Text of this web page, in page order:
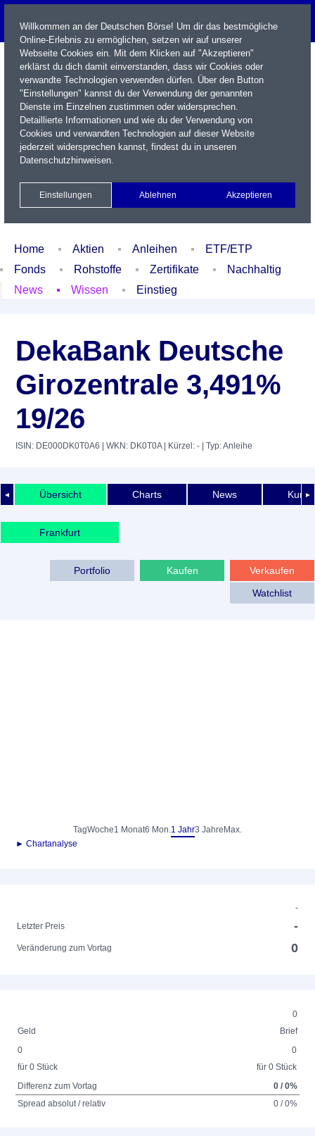
Name / WKN / ISIN / Kürzel
Xetra Realtime
Watchlist Portfolio Login
Home Aktien Anleihen
ETF/ETP
Fonds
Rohstoffe Zertifikate
Nachhaltig
News
Wissen Einstieg
DekaBank Deutsche
Girozentrale 3,491%
19/26
ISIN: DE000DK0T0A6 | WKN: DK0T0A| Kürzel: - | Typ: Anleihe
◄ ►
Übersicht Charts News
Frankfurt
Verkaufen
Kaufen
Portfolio
Watchlist
TagWoche1 Monat6 Mon.1 Jahr3 Jahre Max.
► Chartanalyse
-
Letzter Preis
-
Veränderung zum Vortag 0
0
Geld
Brief
0
für 0 Stück
0
für 0 Stück
Differenz zum Vortag
0 / 0%
Spread absolut / relativ
0 / 0%
Willkommen an der Deutschen Börse! Um dir das bestmögliche
Online-Erlebnis zu ermöglichen, setzen wir auf unserer
Webseite Cookies ein. Mit dem Klicken auf "Akzeptieren"
erklärst du dich damit einverstanden, dass wir Cookies oder
verwandte Technologien verwenden dürfen. Über den Button
"Einstellungen" kannst du der Verwendung der genannten
Dienste im Einzelnen zustimmen oder widersprechen.
Detaillierte Informationen und wie du der Verwendung von
Cookies und verwandten Technologien auf dieser Website
jederzeit widersprechen kannst, findest du in unseren
Datenschutzhinweisen.
Einstellungen Ablehnen Akzeptieren